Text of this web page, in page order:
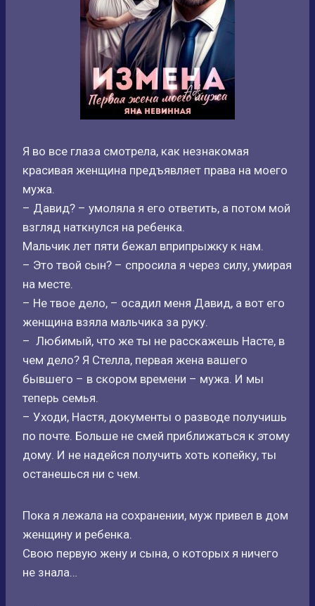
Я во все глаза смотрела, как незнакомая
красивая женщина предъявляет права на моего
мужа.
– Давид? – умоляла я его ответить, а потом мой
взгляд наткнулся на ребенка.
Мальчик лет пяти бежал вприпрыжку к нам.
– Это твой сын? – спросила я через силу, умирая
на месте.
– Не твое дело, – осадил меня Давид, а вот его
женщина взяла мальчика за руку.
– Любимый, что же ты не расскажешь Насте, в
чем дело? Я Стелла, первая жена вашего
бывшего – в скором времени – мужа. И мы
теперь семья.
– Уходи, Настя, документы о разводе получишь
по почте. Больше не смей приближаться к этому
дому. И не надейся получить хоть копейку, ты
останешься ни с чем.
Пока я лежала на сохранении, муж привел в дом
женщину и ребенка.
Свою первую жену и сына, о которых я ничего
не знала…